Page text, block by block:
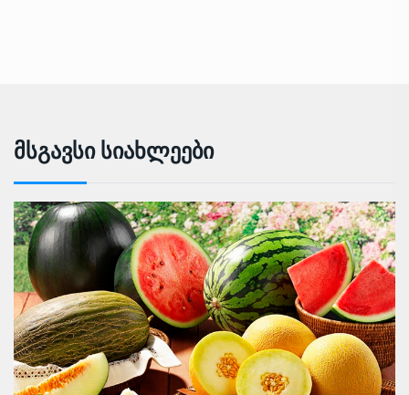
Მსგავსი Სიახლეები